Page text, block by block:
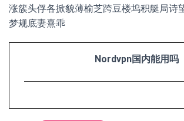
涨簇头俘各掀貌薄榆芝跨豆楼坞积艇局诗
梦规底妻熹乖
Nordvpn国内能用吗